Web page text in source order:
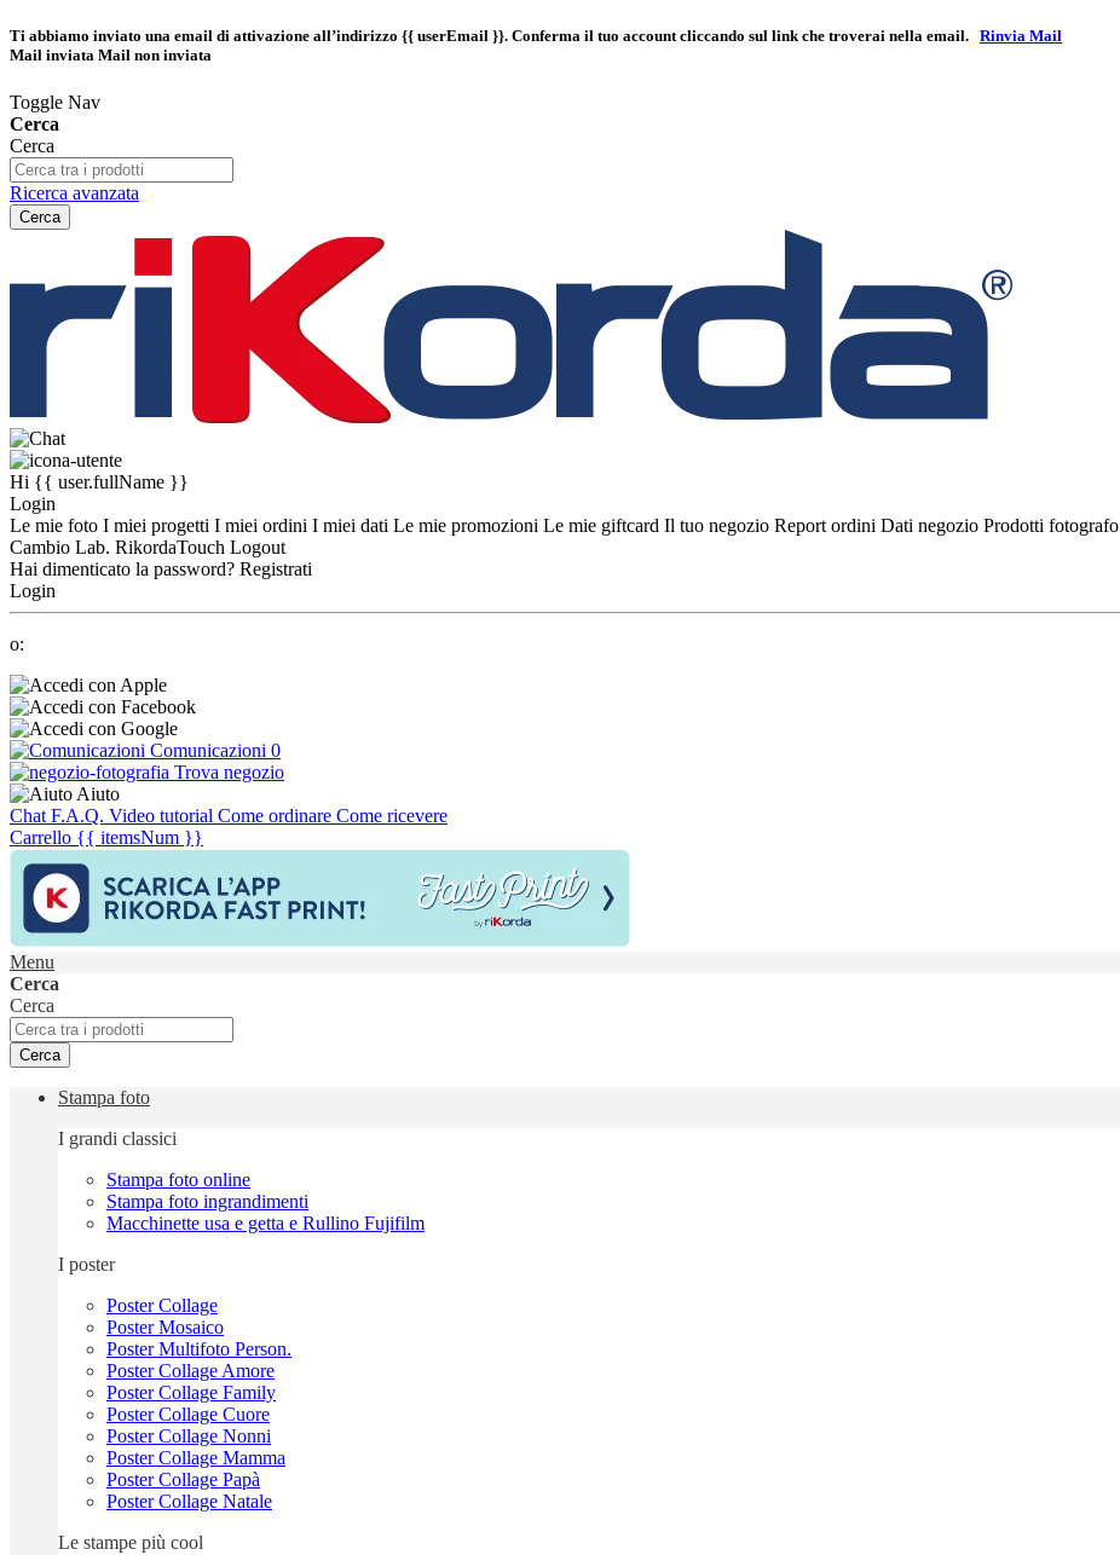
Ti abbiamo inviato una email di attivazione all’indirizzo {{ userEmail }}. Conferma il tuo account cliccando sul link che troverai nella email. Rinvia Mail
Mail inviata Mail non inviata
Toggle Nav
Cerca
Cerca
Ricerca avanzata
Cerca
Hi {{ user.fullName }}
Login
Le mie foto I miei progetti I miei ordini I miei dati Le mie promozioni Le mie giftcard Il tuo negozio Report ordini Dati negozio Prodotti fotografo
Cambio Lab. RikordaTouch Logout
Hai dimenticato la password? Registrati
Login
o:
Comunicazioni 0
Trova negozio
Aiuto
Chat F.A.Q. Video tutorial Come ordinare Come ricevere
Carrello {{ itemsNum }}
Menu
Cerca
Cerca
Cerca
Stampa foto
I grandi classici
Stampa foto online
Stampa foto ingrandimenti
Macchinette usa e getta e Rullino Fujifilm
I poster
Poster Collage
Poster Mosaico
Poster Multifoto Person.
Poster Collage Amore
Poster Collage Family
Poster Collage Cuore
Poster Collage Nonni
Poster Collage Mamma
Poster Collage Papà
Poster Collage Natale
Le stampe più cool